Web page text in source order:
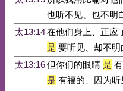
也听不见、也不明
太13:14在他们身上、正应
是 要听见、却不明
太13:16但你们的眼睛 是
是 有福的、因为听